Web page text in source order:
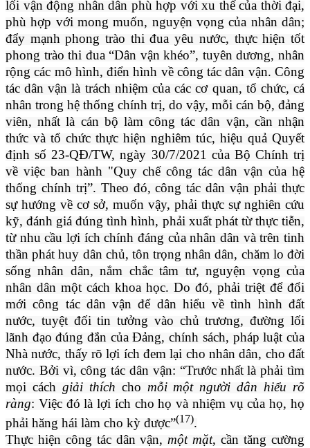
lối vận động nhân dân phù hợp với xu thế của thời đại,
phù hợp với mong muốn, nguyện vọng của nhân dân;
đẩy mạnh phong trào thi đua yêu nước, thực hiện tốt
phong trào thi đua “Dân vận khéo”, tuyên dương, nhân
rộng các mô hình, điển hình về công tác dân vận. Công
tác dân vận là trách nhiệm của các cơ quan, tổ chức, cá
nhân trong hệ thống chính trị, do vậy, mỗi cán bộ, đảng
viên, nhất là cán bộ làm công tác dân vận, cần nhận
thức và tổ chức thực hiện nghiêm túc, hiệu quả Quyết
định số 23-QĐ/TW, ngày 30/7/2021 của Bộ Chính trị
về việc ban hành "Quy chế công tác dân vận của hệ
thống chính trị”. Theo đó, công tác dân vận phải thực
sự hướng về cơ sở, muốn vậy, phải thực sự nghiên cứu
kỹ, đánh giá đúng tình hình, phải xuất phát từ thực tiễn,
từ nhu cầu lợi ích chính đáng của nhân dân và trên tinh
thần phát huy dân chủ, tôn trọng nhân dân, chăm lo đời
sống nhân dân, nắm chắc tâm tư, nguyện vọng của
nhân dân một cách khoa học. Do đó, phải triệt để đổi
mới công tác dân vận để dân hiểu về tình hình đất
nước, tuyệt đối tin tưởng vào chủ trương, đường lối
lãnh đạo đúng đắn của Đảng, chính sách, pháp luật của
Nhà nước, thấy rõ lợi ích đem lại cho nhân dân, cho đất
nước. Bởi vì, công tác dân vận: “Trước nhất là phải tìm
mọi cách giải thích cho mỗi một người dân hiểu rõ
ràng: Việc đó là lợi ích cho họ và nhiệm vụ của họ, họ
phải hăng hái làm cho kỳ được”(17).
Thực hiện công tác dân vận, một mặt, cần tăng cường